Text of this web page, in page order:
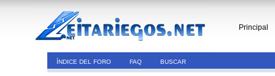
Principal
ÍNDICE DEL FORO FAQ BUSCAR